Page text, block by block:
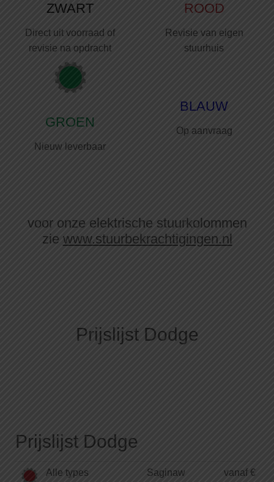
ZWART
Direct uit voorraad of
revisie na opdracht
ROOD
Revisie van eigen
stuurhuis
GROEN
Nieuw leverbaar
BLAUW
Op aanvraag
voor onze elektrische stuurkolommen
zie www.stuurbekrachtigingen.nl
Prijslijst Dodge
Prijslijst Dodge
Alle types
Saginaw
vanaf €